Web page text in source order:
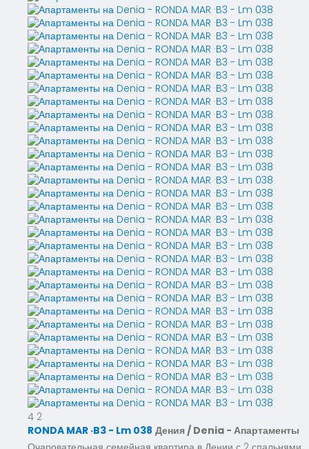
4 2
RONDA MAR ·B3 - Lm 038 Дения / Denia - Апартаменты